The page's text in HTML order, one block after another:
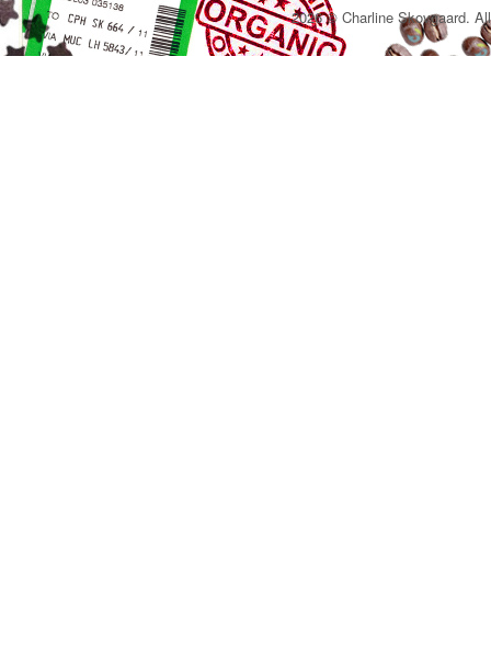
2026 © Charline Skovgaard.